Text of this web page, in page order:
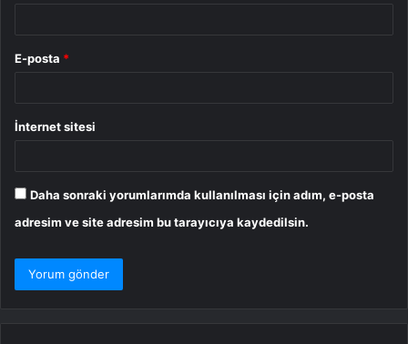
E-posta *
İnternet sitesi
Daha sonraki yorumlarımda kullanılması için adım, e-posta
adresim ve site adresim bu tarayıcıya kaydedilsin.